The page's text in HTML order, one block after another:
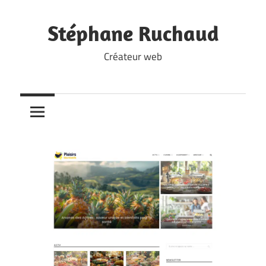
contentStéphane Ruchaud
Créateur web